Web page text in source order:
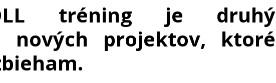
tréning je druhý
nových projektov, ktoré